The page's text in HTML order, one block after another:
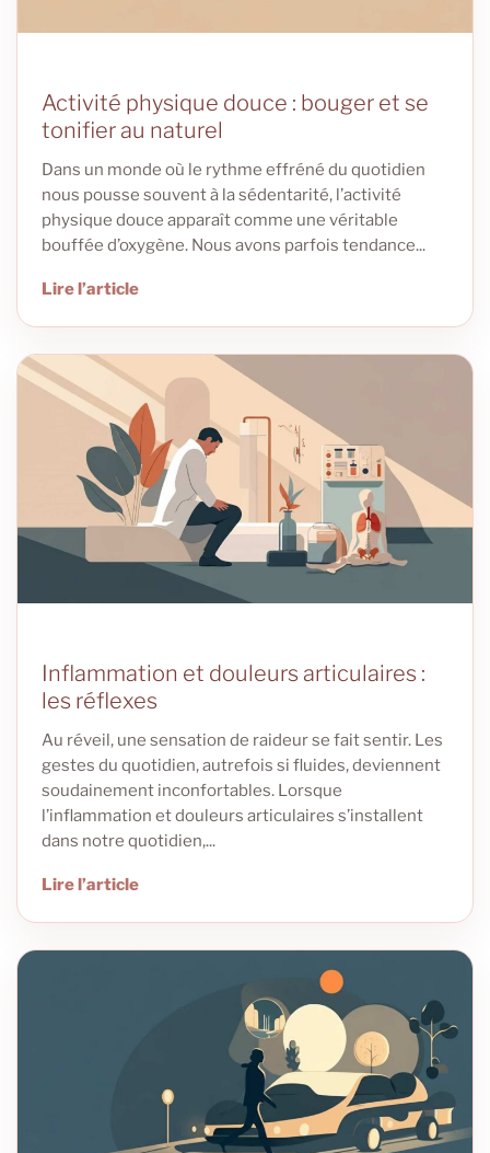
Activité physique douce : bouger et se
tonifier au naturel
Dans un monde où le rythme effréné du quotidien
nous pousse souvent à la sédentarité, l’activité
physique douce apparaît comme une véritable
bouffée d’oxygène. Nous avons parfois tendance...
Lire l’article
Inflammation et douleurs articulaires :
les réflexes
Au réveil, une sensation de raideur se fait sentir. Les
gestes du quotidien, autrefois si fluides, deviennent
soudainement inconfortables. Lorsque
l’inflammation et douleurs articulaires s’installent
dans notre quotidien,...
Lire l’article